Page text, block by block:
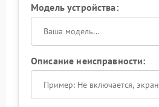
Модель устройства:
Описание неисправности: